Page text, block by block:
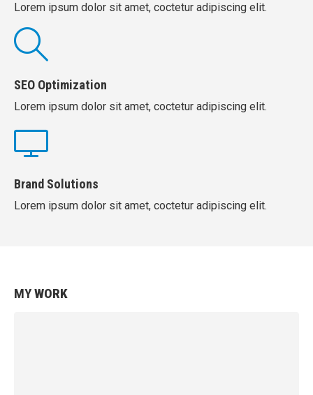
Lorem ipsum dolor sit amet, coctetur adipiscing elit.
SEO Optimization
Lorem ipsum dolor sit amet, coctetur adipiscing elit.
Brand Solutions
Lorem ipsum dolor sit amet, coctetur adipiscing elit.
MYWORK